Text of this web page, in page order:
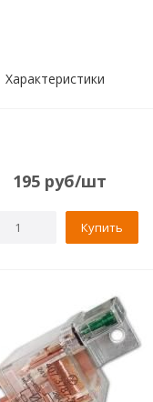
Характеристики
195 руб/шт
Купить